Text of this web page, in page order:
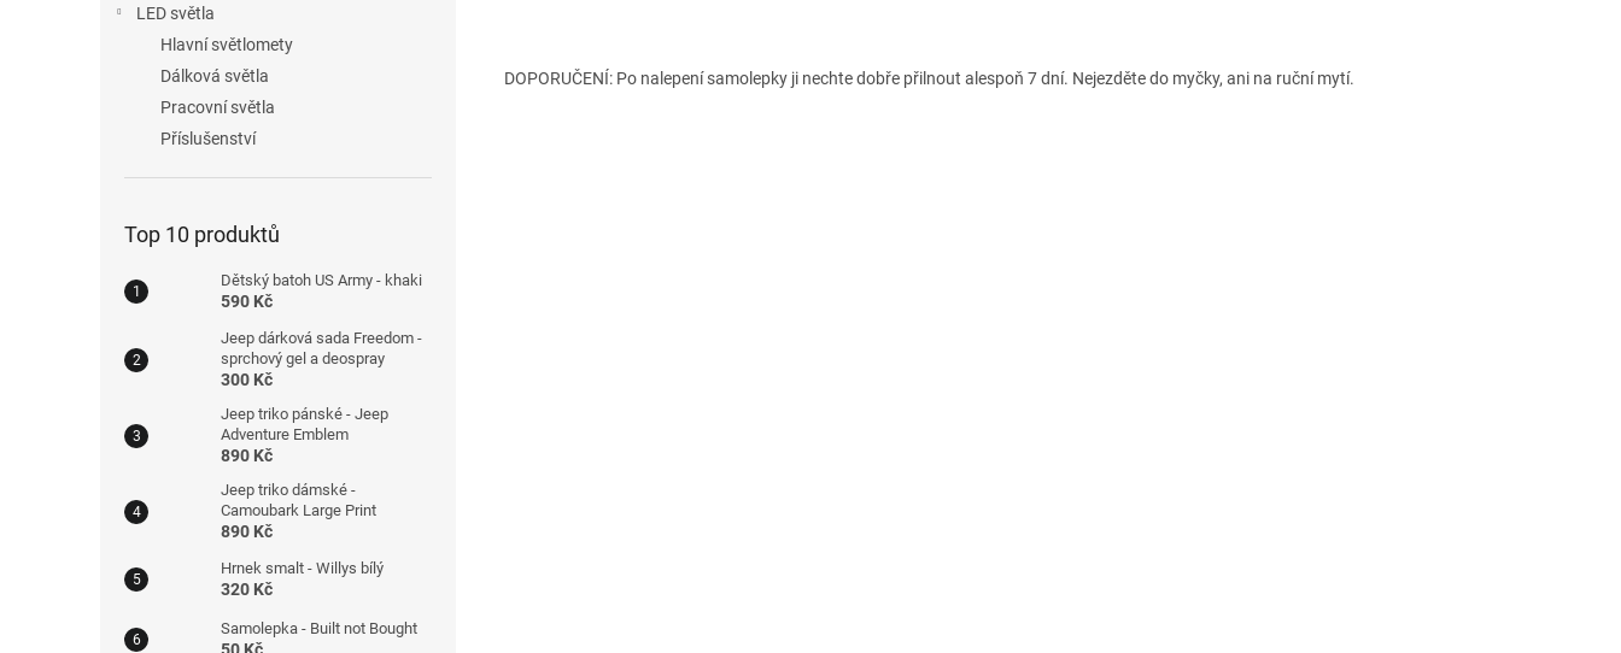
LED světla
Hlavní světlomety
Dálková světla
Pracovní světla
Příslušenství
Top 10 produktů
Dětský batoh US Army - khaki
590 Kč
Jeep dárková sada Freedom -
sprchový gel a deospray
300 Kč
Jeep triko pánské - Jeep
Adventure Emblem
890 Kč
Jeep triko dámské -
Camoubark Large Print
890 Kč
Hrnek smalt - Willys bílý
320 Kč
Samolepka - Built not Bought
DOPORUČENÍ: Po nalepení samolepky ji nechte dobře přilnout alespoň 7 dní. Nejezděte do myčky, ani na ruční mytí.